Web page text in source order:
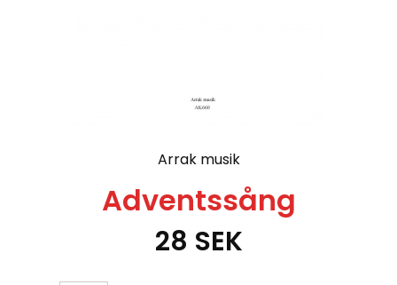
Arrak musik
Adventssång
28 SEK